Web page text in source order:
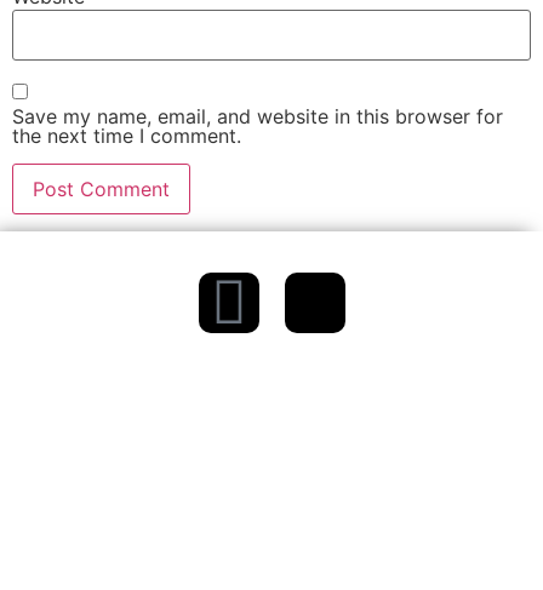
Save my name, email, and website in this browser for
the next time I comment.